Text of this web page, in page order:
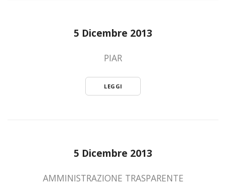
5 Dicembre 2013
PIAR
LEGGI
5 Dicembre 2013
AMMINISTRAZIONE TRASPARENTE